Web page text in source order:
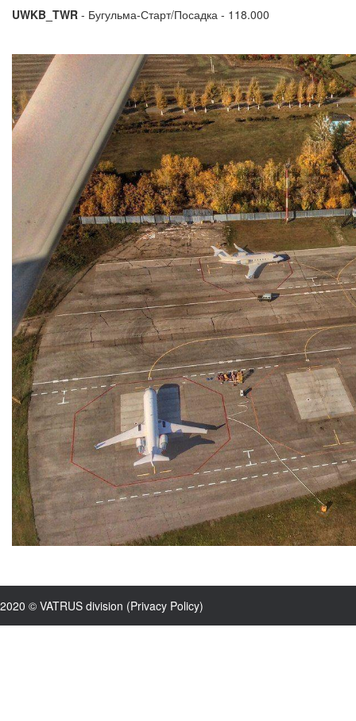
UWKB_TWR - Бугульма-Старт/Посадка - 118.000
2020 © VATRUS division (Privacy Policy)